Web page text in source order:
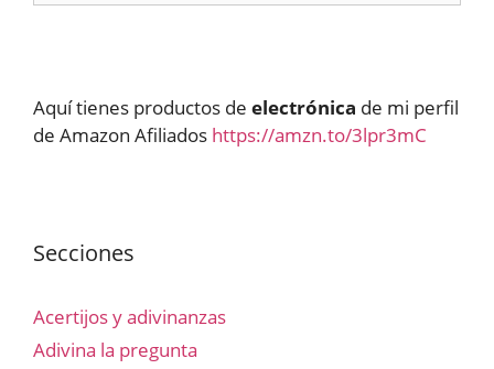
Aquí tienes productos de electrónica de mi perfil
de Amazon Afiliados https://amzn.to/3lpr3mC
Secciones
Acertijos y adivinanzas
Adivina la pregunta